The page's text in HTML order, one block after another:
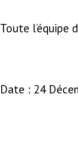
Toute l’équipe
Date : 24